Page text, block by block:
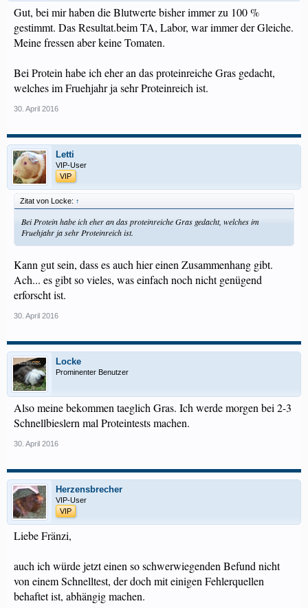
Gut, bei mir haben die Blutwerte bisher immer zu 100 %
gestimmt. Das Resultat.beim TA, Labor, war immer der Gleiche.
Meine fressen aber keine Tomaten.
Bei Protein habe ich eher an das proteinreiche Gras gedacht,
welches im Fruehjahr ja sehr Proteinreich ist.
30. April 2016
Letti
VIP-User
VIP
Zitat von Locke: ↑
Bei Protein habe ich eher an das proteinreiche Gras gedacht, welches im
Fruehjahr ja sehr Proteinreich ist.
Kann gut sein, dass es auch hier einen Zusammenhang gibt.
Ach... es gibt so vieles, was einfach noch nicht genügend
erforscht ist.
30. April 2016
Locke
Prominenter Benutzer
Also meine bekommen taeglich Gras. Ich werde morgen bei 2-3
Schnellbieslern mal Proteintests machen.
30. April 2016
Herzensbrecher
VIP-User
VIP
Liebe Fränzi,
auch ich würde jetzt einen so schwerwiegenden Befund nicht
von einem Schnelltest, der doch mit einigen Fehlerquellen
behaftet ist, abhängig machen.